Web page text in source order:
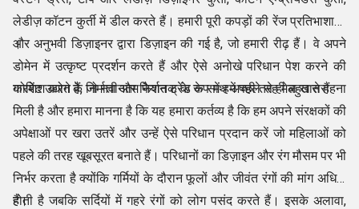
लेडीज़ कॉटन कुर्ती में डील करते हैं। हमारी पूरी कपड़ों की रेंज प्रतिभाशाली
और अनुभवी डिज़ाइनर द्वारा डिज़ाइन की गई है, जो हमारी रीढ़ हैं। वे अपने
डोमेन में उत्कृष्ट प्रदर्शन करते हैं और ऐसे अनोखे परिधान पेश करने की
कोशिश करते हैं, जो नवीनतम फैशन ट्रेंड के साथ अच्छी तरह मेल खाते हैं
।
गारमेंट उद्योग के निर्माता और निर्यातक के रूप में हमें पहले से ही बहुत सराहना
मिली है और हमारा मानना है कि यह हमारा कर्तव्य है कि हम अपने संरक्षकों की
अपेक्षाओं पर खरा उतरें और उन्हें ऐसे परिधान प्रदान करें जो महिलाओं को
पहले की तरह खूबसूरत बनाते हैं। परिधानों का डिज़ाइन और रंग मौसम पर भी
निर्भर करता है क्योंकि गर्मियों के दौरान फूलों और जीवंत रंगों की मांग अधिक
होती है जबकि सर्दियों में गहरे रंगों को लोग पसंद करते हैं। इसके अलावा,
हैं।